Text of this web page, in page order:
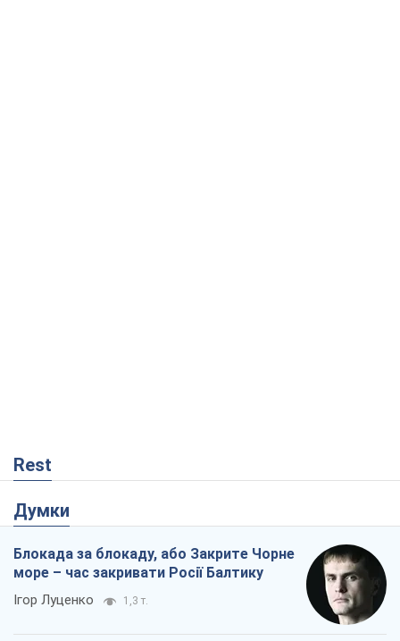
Rest
Думки
Блокада за блокаду, або Закрите Чорне
море – час закривати Росії Балтику
Ігор Луценко 1,3 т.